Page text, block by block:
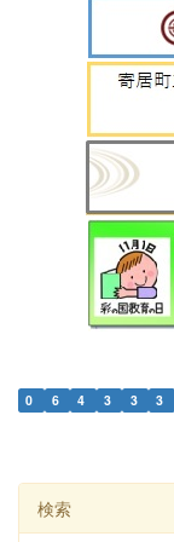
0 6 4 3 3 3
検索